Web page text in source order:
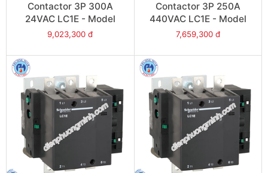
Contactor 3P 300A
24VAC LC1E - Model
LC1E300B6
9,023,300 đ
Contactor 3P 250A
440VAC LC1E - Model
LC1E250R6
7,659,300 đ